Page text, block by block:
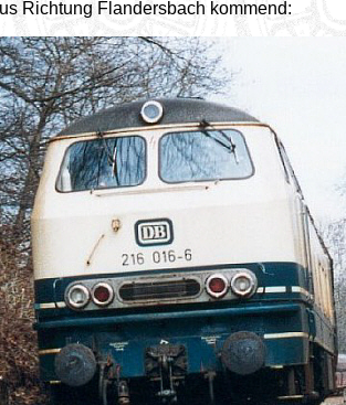
Richtung Flandersbach kommend: